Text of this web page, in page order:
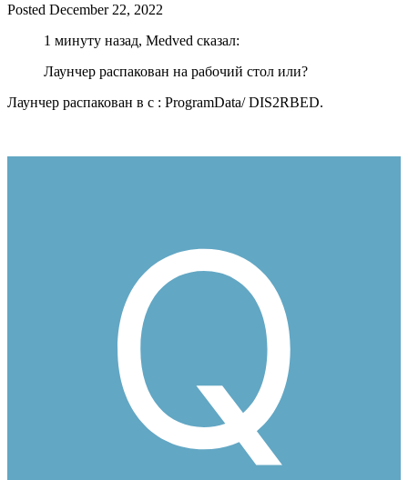
Posted December 22, 2022
1 минуту назад, Medved сказал:
Лаунчер распакован на рабочий стол или?
Лаунчер распакован в c : ProgramData/ DIS2RBED.